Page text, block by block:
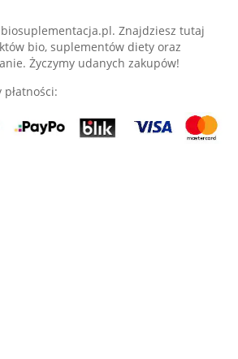
Znajdziesz tutaj
bio, suplementów diety oraz
Życzymy udanych zakupów!